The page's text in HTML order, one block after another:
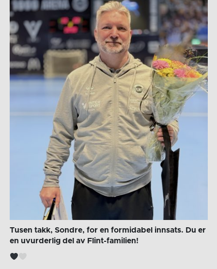
Tusen takk, Sondre, for en formidabel innsats. Du er
en uvurderlig del av Flint-familien!